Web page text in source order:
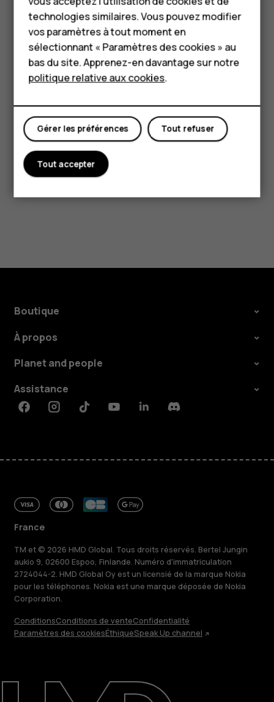
Pour les entreprises
Tablettes
Boutique
Réparer, réutiliser, recycler
bouton « Inviter ».
Attendez de recevoir un e-mail de
confirmation vous indiquant que votre
invitation a été acceptée !
commencer à générer du trafic vers le site HMD,
puis suivre les ventes à partir de votre tableau de
bord Tradedoubler. Vous êtes prêt à vous lancer ?
Boutique
À propos
Planet and people
Assistance
FacebookInstagramTiktokYoutubeLinkedinDiscord
France
TM et © 2026 HMD Global. Tous droits réservés. Bertel Jungin
aukio 9, 02600 Espoo, Finlande. Numéro d'immatriculation
2724044-2. HMD Global Oy est un licensié de la marque Nokia
pour les téléphones. Nokia est une marque déposée de Nokia
Corporation.
ConditionsConditions de venteConfidentialité
Paramètres des cookiesÉthiqueSpeak Up channel
technologies similaires. Vous pouvez modifier
vos paramètres à tout moment en
sélectionnant « Paramètres des cookies » au
bas du site. Apprenez-en davantage sur notre
politique relative aux cookies.
Tout refuser
Gérer les préférences
Tout accepter